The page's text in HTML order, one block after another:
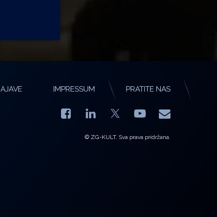
IMPRESSUM PRATITE NAS
Facebook
LinkedIn YouTube
E-mail
© ZG-KULT. Sva prava pridržana.